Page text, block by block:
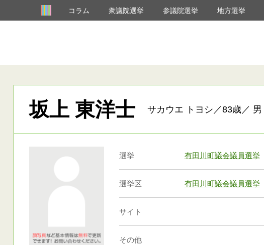
コラム 衆議院選挙 参議院選挙 地方選挙
坂上 東洋士 サカウエ トヨシ／83歳／ 男
選挙 有田川町議会議員選挙
選挙区 有田川町議会議員選挙
サイト
その他